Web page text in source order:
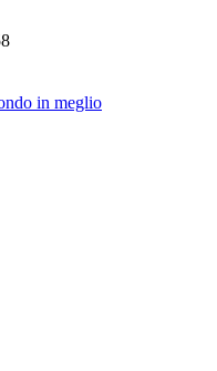
in meglio